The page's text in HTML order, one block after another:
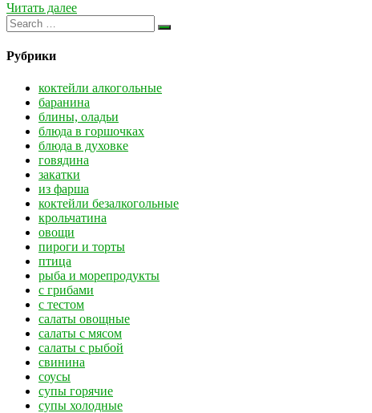
Читать далее
Рубрики
коктейли алкогольные
баранина
блины, оладьи
блюда в горшочках
блюда в духовке
говядина
закатки
из фарша
коктейли безалкогольные
крольчатина
овощи
пироги и торты
птица
рыба и морепродукты
с грибами
с тестом
салаты овощные
салаты с мясом
салаты с рыбой
свинина
соусы
супы горячие
супы холодные